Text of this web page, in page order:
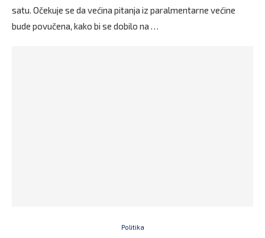
satu. Očekuje se da većina pitanja iz paralmentarne većine
bude povučena, kako bi se dobilo na …
Politika